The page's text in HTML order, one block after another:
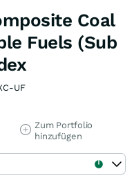
Coal
Fuels (Sub
UF
Zum Portfolio
hinzufügen